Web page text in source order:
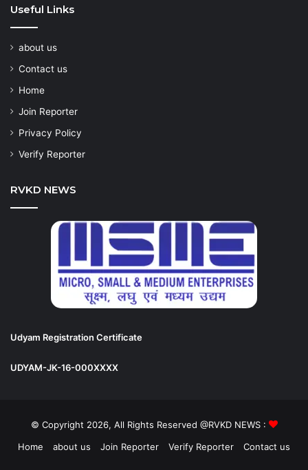
Useful Links
about us
Contact us
Home
Join Reporter
Privacy Policy
Verify Reporter
RVKD NEWS
Udyam Registration Certificate
UDYAM-JK-16-000XXXX
© Copyright 2026, All Rights Reserved @RVKD NEWS :
Home
about us Join Reporter Verify Reporter Contact us